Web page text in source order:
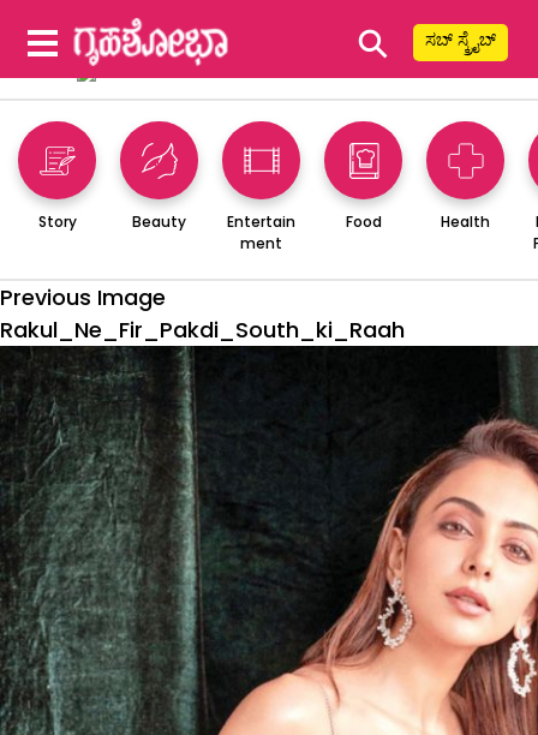
⚲ ಸಬ್ ಸ್ಕ್ರೈಬ್
Story Beauty
Entertain
ment
Food Health
Previous Image
Rakul_Ne_Fir_Pakdi_South_ki_Raah